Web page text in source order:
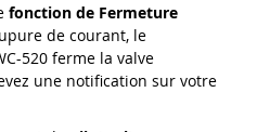
fonction de Fermeture
de courant, le
520 ferme la valve
une notification sur votre